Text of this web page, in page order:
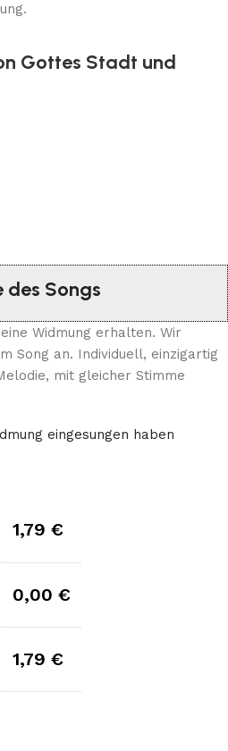
Gottes Stadt und
des Songs
Widmung erhalten. Wir
Song an. Individuell, einzigartig
mit gleicher Stimme
eingesungen haben
1,79 €
0,00 €
1,79 €